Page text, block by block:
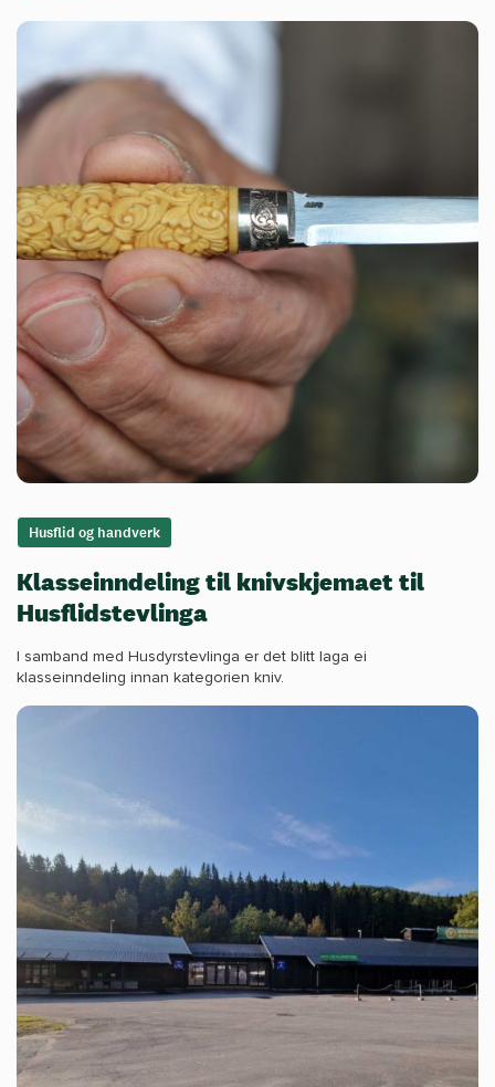
Husflid og handverk
Klasseinndeling til knivskjemaet til
Husflidstevlinga
I samband med Husdyrstevlinga er det blitt laga ei
klasseinndeling innan kategorien kniv.